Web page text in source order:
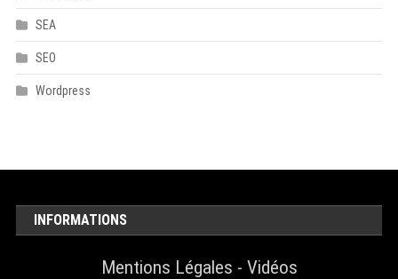
SEA
SEO
Wordpress
INFORMATIONS
Mentions Légales - Vidéos